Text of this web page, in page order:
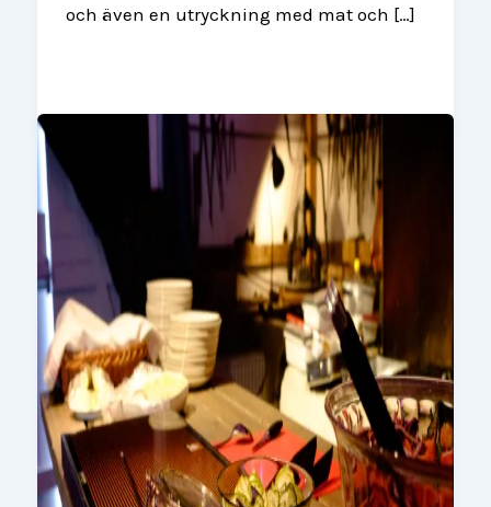
och även en utryckning med mat och […]